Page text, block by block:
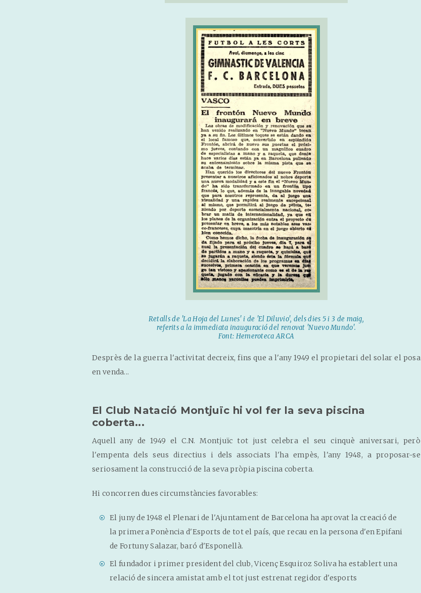
Retalls de 'La Hoja del Lunes' i de 'El Diluvio', dels dies 5 i 3 de maig,
referits a la immediata inauguració del renovat 'Nuevo Mundo'.
Font: Hemeroteca ARCA
Desprès de la guerra l'activitat decreix, fins que a l'any 1949 el propietari del solar el posa
en venda...
El Club Natació Montjuïc hi vol fer la seva piscina
coberta...
Aquell any de 1949 el C.N. Montjuïc tot just celebra el seu cinquè aniversari, però
l'empenta dels seus directius i dels associats l'ha empès, l'any 1948, a proposar-se
seriosament la construcció de la seva pròpia piscina coberta.
Hi concorren dues circumstàncies favorables:
El juny de 1948 el Plenari de l'Ajuntament de Barcelona ha aprovat la creació de
la primera Ponència d'Esports de tot el país, que recau en la persona d'en Epifani
de Fortuny Salazar, baró d'Esponellà.
El fundador i primer president del club, Vicenç Esquiroz Soliva ha establert una
relació de sincera amistat amb el tot just estrenat regidor d'esports